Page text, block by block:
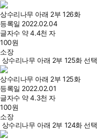
상수리나무 아래 2부 126화
등록일 2022.02.04
글자수 약 4.4천 자
100원
소장
상수리나무 아래 2부 125화 선택
상수리나무 아래 2부 125화
등록일 2022.02.01
글자수 약 4.3천 자
100원
소장
상수리나무 아래 2부 124화 선택